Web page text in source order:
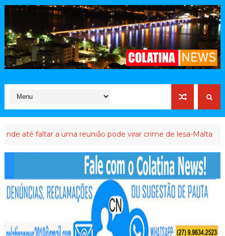
a uma reunião pode virar crime de lesa-Malta ATIVISTA